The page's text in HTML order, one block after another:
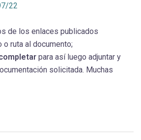
22
de los enlaces publicados
ruta al documento;
para así luego adjuntar y
solicitada. Muchas